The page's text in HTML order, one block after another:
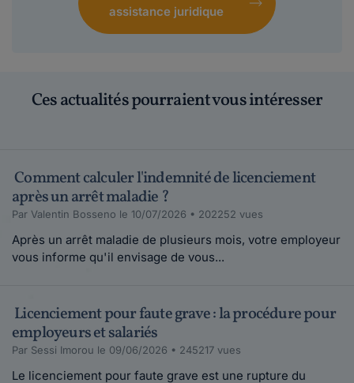
assistance juridique
Ces actualités pourraient vous intéresser
Comment calculer l'indemnité de licenciement
après un arrêt maladie ?
Par Valentin Bosseno le 10/07/2026 • 202252 vues
Après un arrêt maladie de plusieurs mois, votre employeur
vous informe qu'il envisage de vous...
Licenciement pour faute grave : la procédure pour
employeurs et salariés
Par Sessi Imorou le 09/06/2026 • 245217 vues
Le licenciement pour faute grave est une rupture du